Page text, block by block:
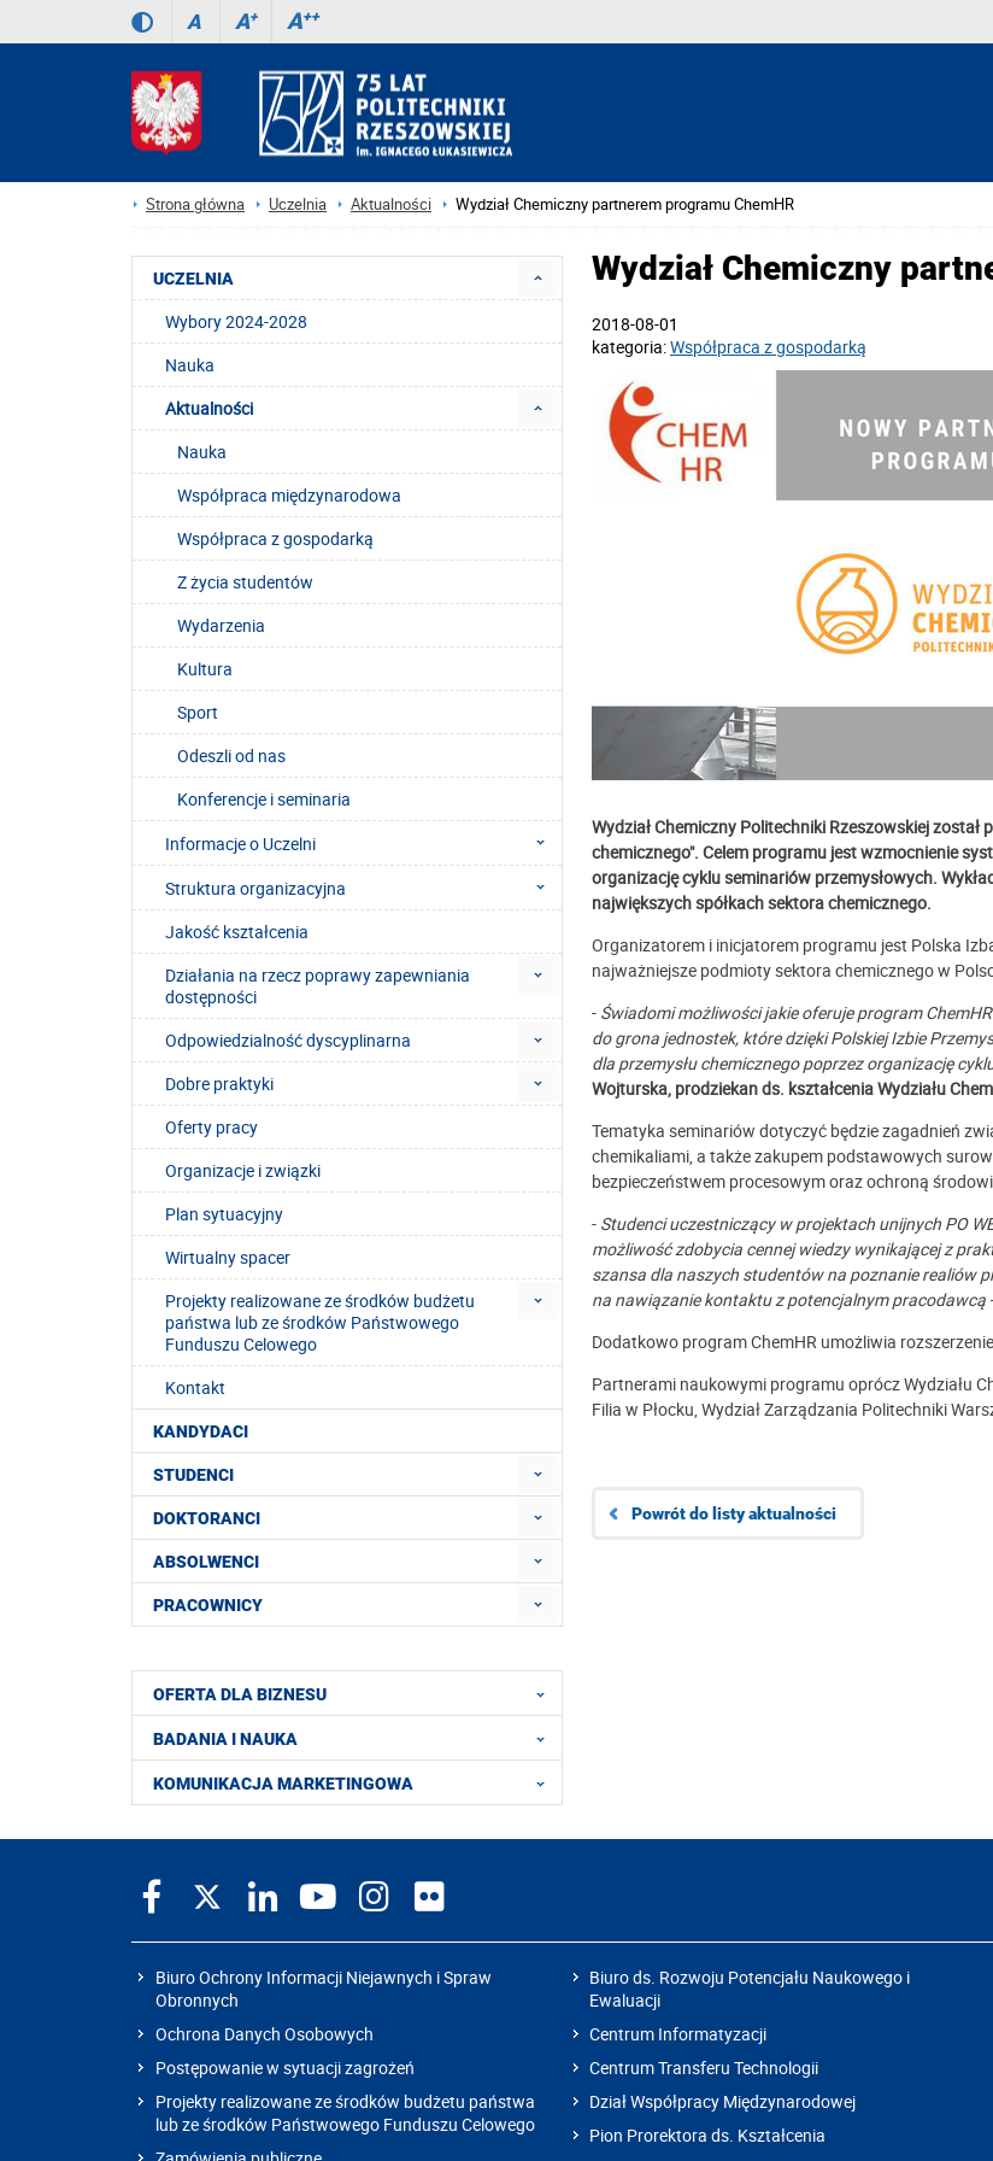
A A+ A++
Strona główna Uczelnia Aktualności Wydział Chemiczny partnerem programu ChemHR
Wydział Chemiczny
2018-08-01
kategoria:Współpraca z gospodarką
Wydział Chemiczny Politechniki Rzeszowskiej
chemicznego". Celem programu jest wzmocnienie
organizację cyklu seminariów przemysłowych.
największych spółkach sektora chemicznego.
Organizatorem i inicjatorem programu jest Polska
najważniejsze podmioty sektora chemicznego w
- Świadomi możliwości jakie oferuje program
do grona jednostek, które dzięki Polskiej Izbie
dla przemysłu chemicznego poprzez organizację
Wojturska, prodziekan ds. kształcenia Wydziału
Tematyka seminariów dotyczyć będzie zagadnień
chemikaliami, a także zakupem podstawowych
bezpieczeństwem procesowym oraz ochroną
- Studenci uczestniczący w projektach unijnych PO
możliwość zdobycia cennej wiedzy wynikającej z
szansa dla naszych studentów na poznanie realiów
na nawiązanie kontaktu z potencjalnym pracodawcą
Dodatkowo program ChemHR umożliwia
Partnerami naukowymi programu oprócz Wydziału
Filia w Płocku, Wydział Zarządzania Politechniki
Powrót do listy aktualności
UCZELNIA
Wybory 2024-2028
Nauka
Aktualności
Nauka
Współpraca międzynarodowa
Współpraca z gospodarką
Z życia studentów
Wydarzenia
Kultura
Sport
Odeszli od nas
Konferencje i seminaria
Informacje o Uczelni
Struktura organizacyjna
Jakość kształcenia
Działania na rzecz poprawy zapewniania
dostępności
Odpowiedzialność dyscyplinarna
Dobre praktyki
Oferty pracy
Organizacje i związki
Plan sytuacyjny
Wirtualny spacer
Projekty realizowane ze środków budżetu
państwa lub ze środków Państwowego
Funduszu Celowego
Kontakt
KANDYDACI
STUDENCI
DOKTORANCI
ABSOLWENCI
PRACOWNICY
OFERTA DLA BIZNESU
BADANIA I NAUKA
KOMUNIKACJA MARKETINGOWA
Biuro Ochrony Informacji Niejawnych i Spraw
Obronnych
Ochrona Danych Osobowych
Postępowanie w sytuacji zagrożeń
Projekty realizowane ze środków budżetu państwa
lub ze środków Państwowego Funduszu Celowego
Biuro ds. Rozwoju Potencjału Naukowego i
Ewaluacji
Centrum Informatyzacji
Centrum Transferu Technologii
Dział Współpracy Międzynarodowej
Pion Prorektora ds. Kształcenia